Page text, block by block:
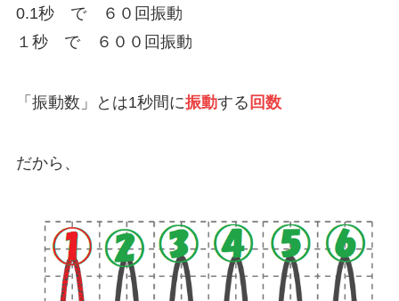
0.1秒 で ６０回振動
１秒 で ６００回振動
「振動数」とは1秒間に振動する 回数
だから、